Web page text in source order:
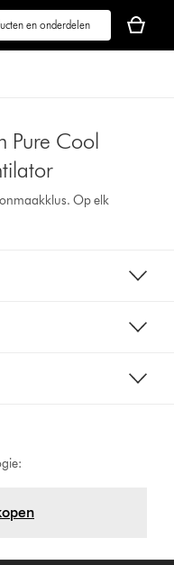
is
Pure Cool
Op elk